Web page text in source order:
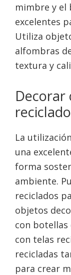
mimbre y el
excelentes
Utiliza
alfombras
textura y
Decorar
La
una
forma
ambiente.
reciclados
objetos
con botellas
con telas
recicladas
para crear